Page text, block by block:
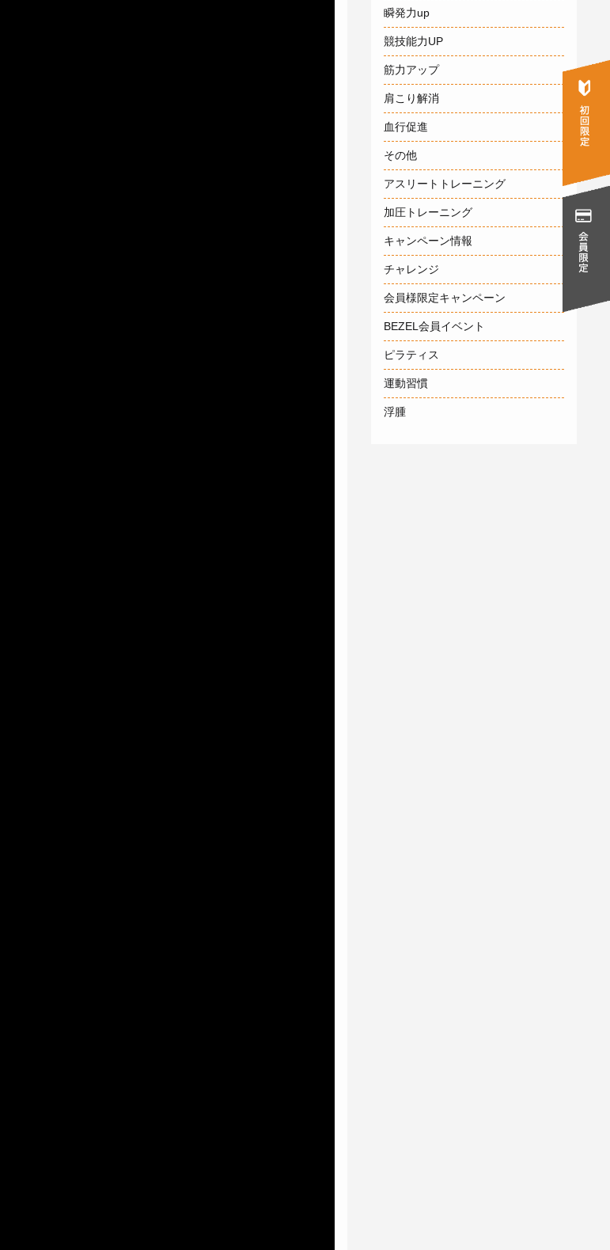
瞬発力up
競技能力UP
筋力アップ
肩こり解消
血行促進
その他
アスリートトレーニング
加圧トレーニング
キャンペーン情報
チャレンジ
会員様限定キャンペーン
BEZEL会員イベント
ピラティス
運動習慣
浮腫